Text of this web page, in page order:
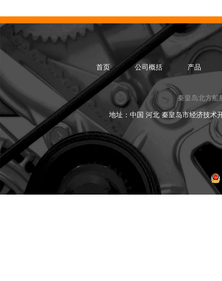
首页 公司概括 产品
秦皇岛北方船
地址：中国 河北 秦皇岛市经济技术